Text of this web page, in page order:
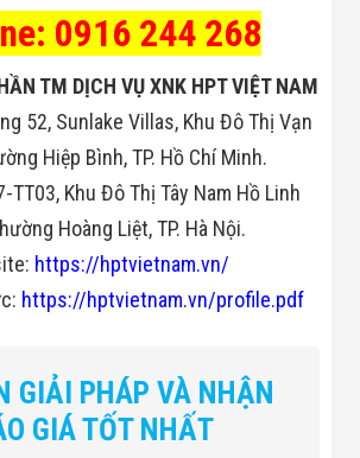
0916 244 268
TM DỊCH VỤ XNK HPT VIỆT NAM
52, Sunlake Villas, Khu Đô Thị Vạn
Hiệp Bình, TP. Hồ Chí Minh.
TT03, Khu Đô Thị Tây Nam Hồ Linh
Hoàng Liệt, TP. Hà Nội.
https://hptvietnam.vn/
https://hptvietnam.vn/profile.pdf
GIẢI PHÁP VÀ NHẬN
GIÁ TỐT NHẤT